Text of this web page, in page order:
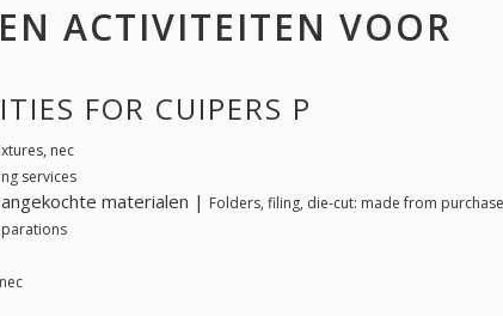
ACTIVITEITEN VOOR
FOR CUIPERS P
nec
services
materialen | Folders, filing, die-cut: made from